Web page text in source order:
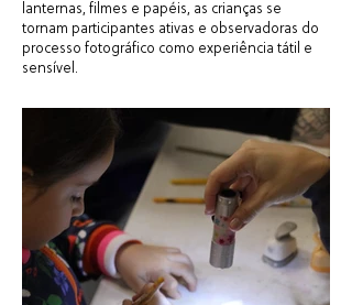
lanternas, filmes e papéis, as crianças se
tornam participantes ativas e observadoras do
processo fotográfico como experiência tátil e
sensível.